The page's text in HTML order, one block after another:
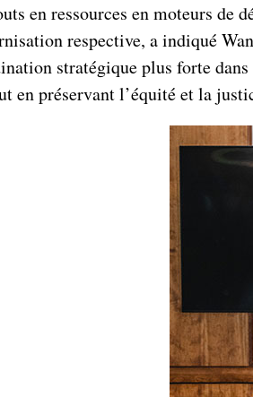
en ressources en moteurs de
respective, a indiqué
stratégique plus forte
en préservant l’équité et la